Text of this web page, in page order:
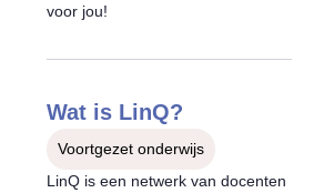
voor jou!
Wat is LinQ?
Voortgezet onderwijs
LinQ is een netwerk van docenten